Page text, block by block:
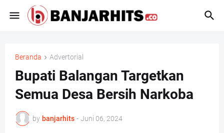
Beranda Advertorial
Bupati Balangan Targetkan
Semua Desa Bersih Narkoba
by banjarhits - Juni 06, 2024